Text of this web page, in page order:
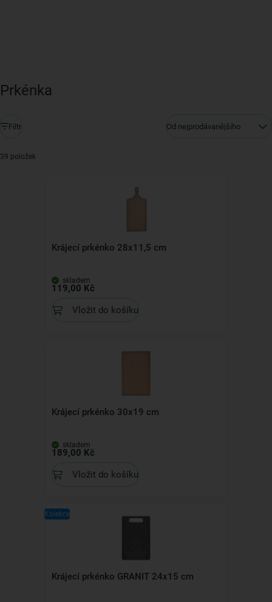
Prkénka
Filtr Od nejprodávanějšího
39 položek
Krájecí prkénko 28x11,5 cm
skladem
119,00 Kč
Vložit do košíku
Krájecí prkénko 30x19 cm
skladem
189,00 Kč
Vložit do košíku
Kolekce
Krájecí prkénko GRANIT 24x15 cm